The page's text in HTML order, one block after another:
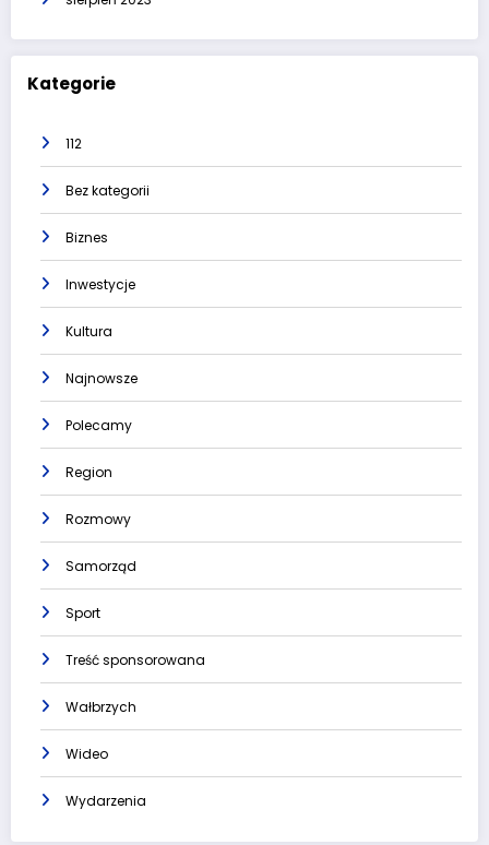
Kategorie
112
Bez kategorii
Biznes
Inwestycje
Kultura
Najnowsze
Polecamy
Region
Rozmowy
Samorząd
Sport
Treść sponsorowana
Wałbrzych
Wideo
Wydarzenia